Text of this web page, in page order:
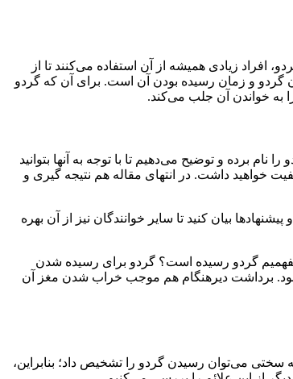
افراد زیادی همیشه از آن استفاده می‌کنند تا از
گردو و زمان رسیده بودن آن است. برای آن که گردو
به خواندن آن جلب می‌کند.
برده و توضیح می‌دهیم تا با توجه به آنها بتوانید
خواهید داشت. در انتهای مقاله هم نتیجه گیری و
بیان کنید تا سایر خوانندگان نیز از آن بهره
گردو رسیده است؟ گردو برای رسیده شدن
برداشت دیرهنگام هم موجب خراب شدن مغز آن
می‌توان رسیدن گردو را تشخیص داد؛ بنابراین،